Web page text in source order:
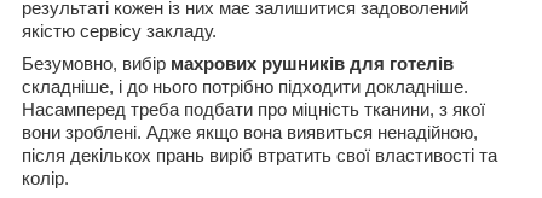
результаті кожен із них має залишитися задоволений
якістю сервісу закладу.
Безумовно, вибір махрових рушників для готелів
складніше, і до нього потрібно підходити докладніше.
Насамперед треба подбати про міцність тканини, з якої
вони зроблені. Адже якщо вона виявиться ненадійною,
після декількох прань виріб втратить свої властивості та
колір.